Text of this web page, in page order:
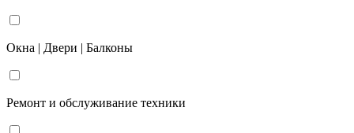
Окна | Двери | Балконы
Ремонт и обслуживание техники